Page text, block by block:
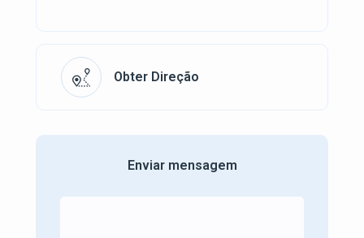
Obter Direção
Enviar mensagem